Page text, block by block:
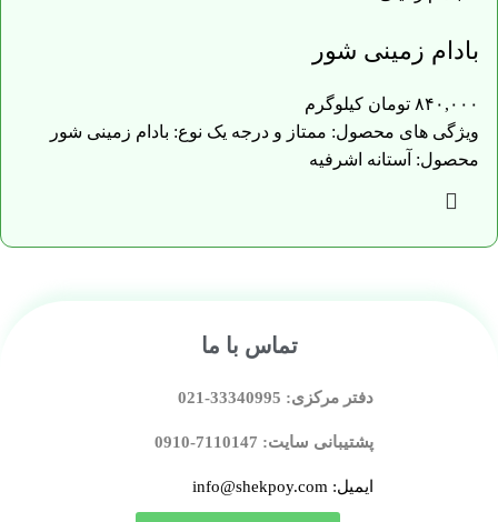
بادام زمینی شور
۸۴۰,۰۰۰ تومان کیلوگرم
ویژگی های محصول: ممتاز و درجه یک نوع: بادام زمینی شور
محصول: آستانه اشرفیه
تماس با ما
دفتر مرکزی: 33340995-021
پشتیبانی سایت: 7110147-0910
ایمیل: info@shekpoy.com